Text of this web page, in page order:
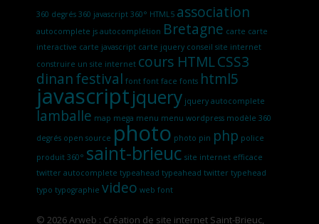
360 degrés 360 javascript 360° HTML5 association
autocomplete js autocomplétion Bretagne carte carte
interactive carte javascript carte jquery conseil site internet
construire un site internet cours HTMLCSS3
dinanfestival font font face fonts html5
javascriptjquery jquery autocomplete
lamballe map mega menu menu wordpress modèle 360
degrés open source photo photo pin php police
produit 360° saint-brieuc site internet efficace
twitter autocomplete typeahead typeahead twitter typehead
typo typographie video web font
© 2026Arweb : Création de site internet Saint-Brieuc,